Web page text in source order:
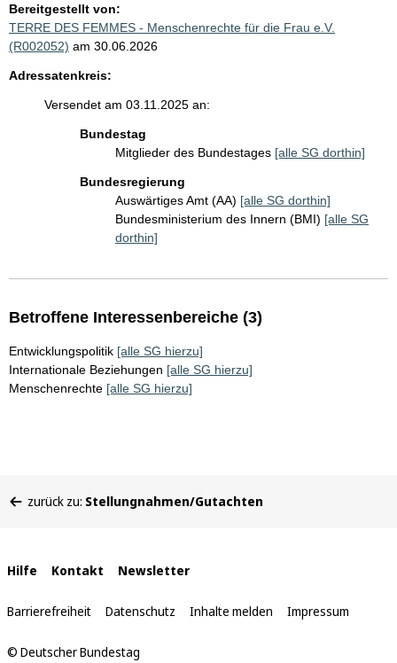
Bereitgestellt von:
TERRE DES FEMMES - Menschenrechte für die Frau e.V.
(R002052) am 30.06.2026
Adressatenkreis:
Versendet am 03.11.2025 an:
Bundestag
Mitglieder des Bundestages [alle SG dorthin]
Bundesregierung
Auswärtiges Amt (AA) [alle SG dorthin]
Bundesministerium des Innern (BMI) [alle SG
dorthin]
Betroffene Interessenbereiche (3)
Entwicklungspolitik [alle SG hierzu]
Internationale Beziehungen [alle SG hierzu]
Menschenrechte [alle SG hierzu]
befinden
zurück zu: Stellungnahmen/Gutachten
Interne
Links
Hilfe Kontakt Newsletter
Barrierefreiheit Datenschutz Inhalte melden Impressum
© Deutscher Bundestag